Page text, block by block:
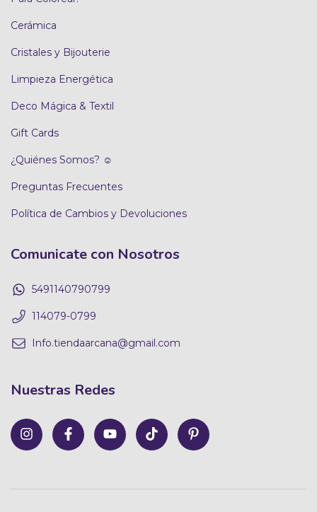
Cerámica
Cristales y Bijouterie
Limpieza Energética
Deco Mágica & Textil
Gift Cards
¿Quiénes Somos? ☺
Preguntas Frecuentes
Política de Cambios y Devoluciones
Comunicate con Nosotros
5491140790799
114079-0799
Info.tiendaarcana@gmail.com
Nuestras Redes